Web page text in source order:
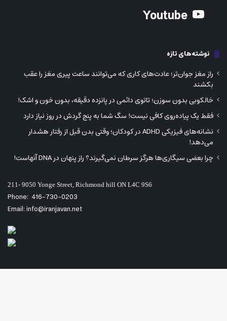
نوشته‌های تازه
راز مغز جوان‌تر؛ عادت‌های کاری که می‌توانند ساعت پیری مغز را عقب
بکشند
خالکوبی بدون سوزن؛ تاتوی دائمی در پانزده دقیقه، بدون خون و اشک!
فقط یک پیاده‌روی کافی نیست! سگ شما به پنج گردش در روز نیاز دارد
نشانه‌های فیزیکی ADHD در کودکان؛ وقتی بدن قبل از رفتار هشدار
می‌دهد!
چرا بعضی سیگاری‌ها هرگز سرطان نمی‌گیرند؟ راز پنهان در DNA آنهاست!
211- 9050 Yonge Street, Richmond hill ON L4C 9S6
Phone: 416-730-0203
Email: info@iranjavan.net